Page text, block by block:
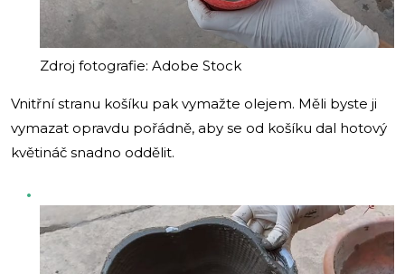
Zdroj fotografie: Adobe Stock
Vnitřní stranu košíku pak vymažte olejem. Měli byste ji
vymazat opravdu pořádně, aby se od košíku dal hotový
květináč snadno oddělit.